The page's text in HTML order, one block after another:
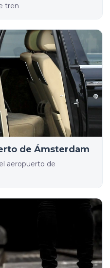
tren
de Ámsterdam
aeropuerto de